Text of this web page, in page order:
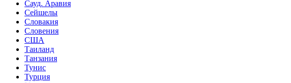
Сауд. Аравия
Сейшелы
Словакия
Словения
США
Таиланд
Танзания
Тунис
Турция